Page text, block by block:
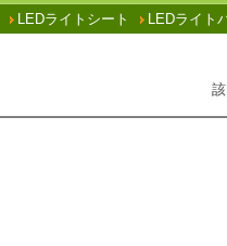
LEDライトシート LEDライト